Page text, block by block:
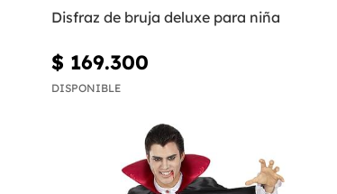
Disfraz de bruja deluxe para niña
$ 169.300
DISPONIBLE